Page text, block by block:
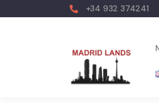
+34 932 374241